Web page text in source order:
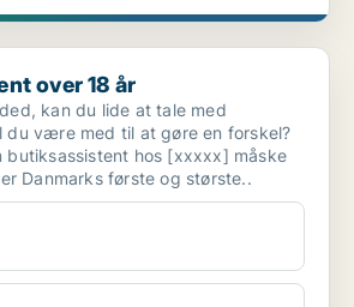
år
over 18 år
kan du lide at tale med
du være med til at gøre en forskel?
butiksassistent hos [xxxxx] måske
Danmarks første og største..